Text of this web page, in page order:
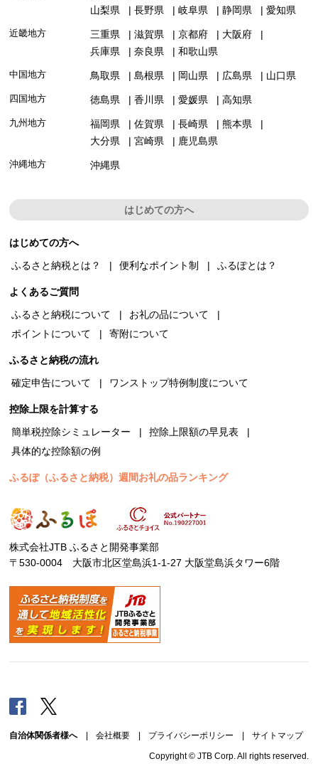
山梨県
長野県 岐阜県 静岡県 愛知県
近畿地方 三重県 滋賀県 京都府
大阪府
兵庫県
奈良県 和歌山県
中国地方 鳥取県 島根県 岡山県 広島県 山口県
四国地方 徳島県 香川県 愛媛県 高知県
九州地方 福岡県 佐賀県 長崎県
熊本県
大分県
宮崎県 鹿児島県
沖縄地方 沖縄県
はじめての方へ
はじめての方へ
ふるさと納税とは？
便利なポイント制 ふるぽとは？
よくあるご質問
ふるさと納税について
お礼の品について
ポイントについて
寄附について
ふるさと納税の流れ
確定申告について
ワンストップ特例制度について
控除上限を計算する
簡単税控除シミュレーター
控除上限額の早見表
具体的な控除額の例
ふるぽ（ふるさと納税）週間お礼の品ランキング
株式会社JTB ふるさと開発事業部
〒530-0004 大阪市北区堂島浜1-1-27 大阪堂島浜タワー6階
Facebook
自治体関係者様へ| 会社概要 プライバシーポリシー サイトマップ
Copyright © JTB Corp. All rights reserved.